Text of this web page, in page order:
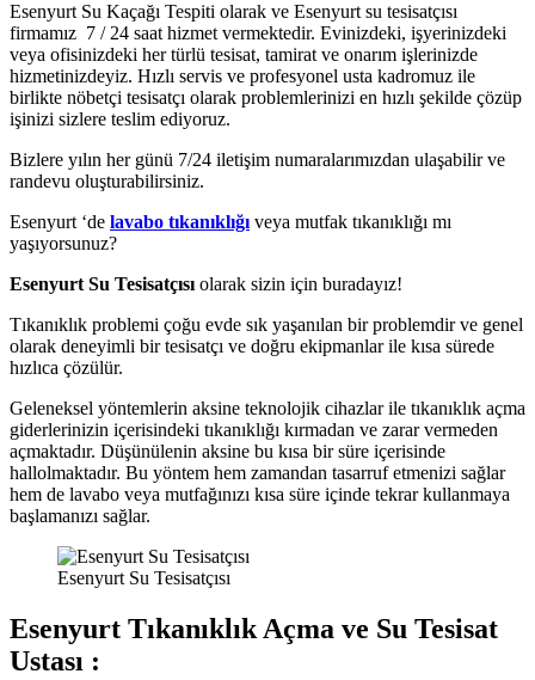
Esenyurt Su Kaçağı Tespiti olarak ve Esenyurt su tesisatçısı
firmamız 7 / 24 saat hizmet vermektedir. Evinizdeki, işyerinizdeki
veya ofisinizdeki her türlü tesisat, tamirat ve onarım işlerinizde
hizmetinizdeyiz. Hızlı servis ve profesyonel usta kadromuz ile
birlikte nöbetçi tesisatçı olarak problemlerinizi en hızlı şekilde çözüp
işinizi sizlere teslim ediyoruz.
Bizlere yılın her günü 7/24 iletişim numaralarımızdan ulaşabilir ve
randevu oluşturabilirsiniz.
Esenyurt ‘de lavabo tıkanıklığı veya mutfak tıkanıklığı mı
yaşıyorsunuz?
Esenyurt Su Tesisatçısı olarak sizin için buradayız!
Tıkanıklık problemi çoğu evde sık yaşanılan bir problemdir ve genel
olarak deneyimli bir tesisatçı ve doğru ekipmanlar ile kısa sürede
hızlıca çözülür.
Geleneksel yöntemlerin aksine teknolojik cihazlar ile tıkanıklık açma
giderlerinizin içerisindeki tıkanıklığı kırmadan ve zarar vermeden
açmaktadır. Düşünülenin aksine bu kısa bir süre içerisinde
hallolmaktadır. Bu yöntem hem zamandan tasarruf etmenizi sağlar
hem de lavabo veya mutfağınızı kısa süre içinde tekrar kullanmaya
başlamanızı sağlar.
Esenyurt Su Tesisatçısı
Esenyurt Tıkanıklık Açma ve Su Tesisat
Ustası :